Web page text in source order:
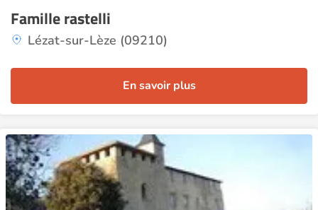
Famille rastelli
Lézat-sur-Lèze (09210)
En savoir plus